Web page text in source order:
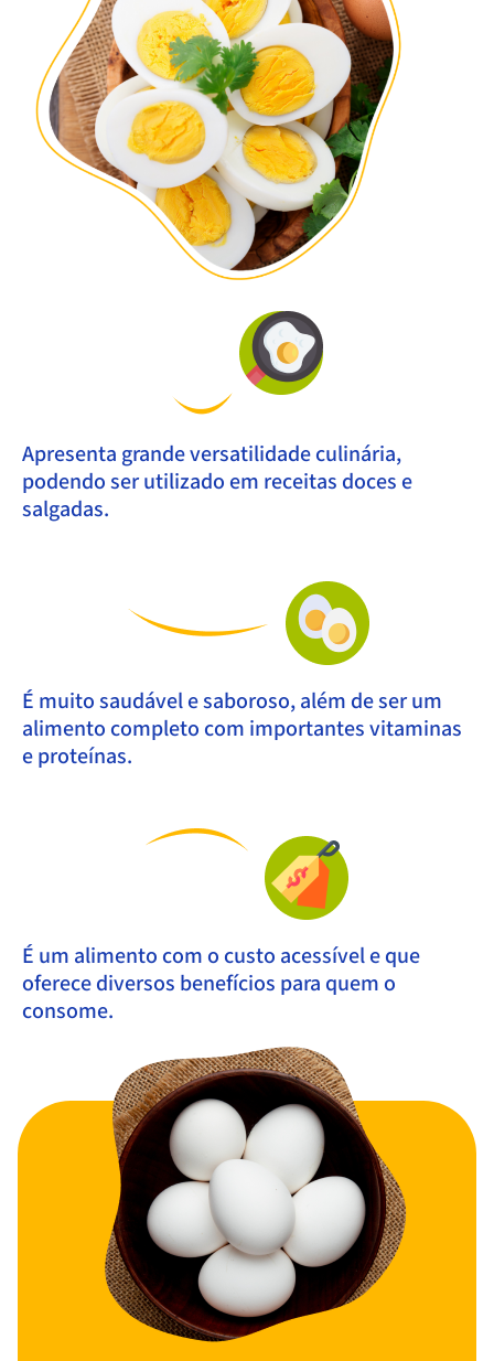
Apresenta grande versatilidade culinária,
podendo ser utilizado em receitas doces e
salgadas.
É muito saudável e saboroso, além de ser um
alimento completo com importantes vitaminas
e proteínas.
É um alimento com o custo acessível e que
oferece diversos benefícios para quem o
consome.